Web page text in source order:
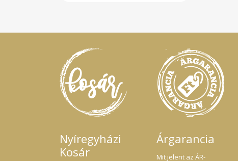
Nyíregyházi
Kosár
Árgarancia
Mit jelent az ÁR-